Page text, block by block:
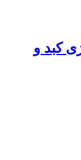
کبد و